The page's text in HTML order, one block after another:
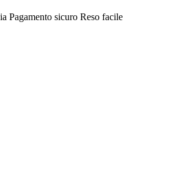
Pagamento sicuro Reso facile